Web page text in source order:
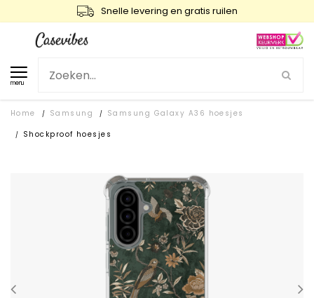
Snelle levering en gratis ruilen
menu
Home / Samsung / Samsung Galaxy A36 hoesjes
/ Shockproof hoesjes